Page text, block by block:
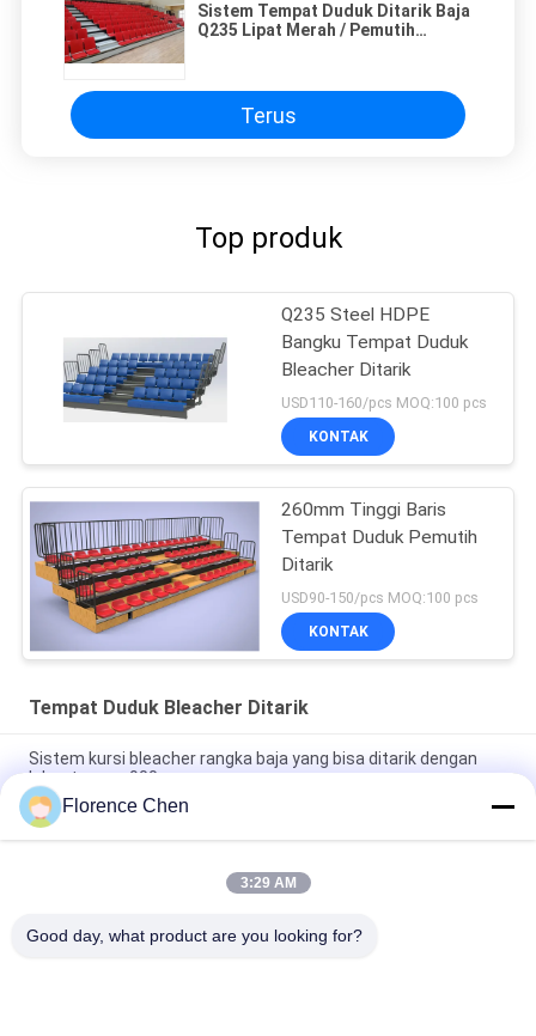
Sistem Tempat Duduk Ditarik Baja
Q235 Lipat Merah / Pemutih
Terus
Top produk
Q235 Steel HDPE
Bangku Tempat Duduk
Bleacher Ditarik
USD110-160/pcs MOQ:100 pcs
KONTAK
260mm Tinggi Baris
Tempat Duduk Pemutih
Ditarik
USD90-150/pcs MOQ:100 pcs
KONTAK
Tempat Duduk Bleacher Ditarik
Sistem kursi bleacher rangka baja yang bisa ditarik dengan
lebar tangga 900 mm
Operasi manual atau tenaga Kursi bleacher yang bisa ditarik
dengan kursi HDPE berkualitas tinggi dan handrail opsional
Kursi dipasang lantai Mudah dipasang Kursi plester lipat untuk
Florence Chen
3:29 AM
Good day, what product are you looking for?